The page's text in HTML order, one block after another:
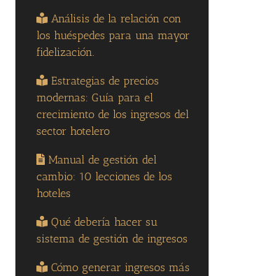
Análisis de la relación con
los huéspedes para una mayor
fidelización.
Estrategias de precios
modernas: Guía para el
crecimiento de los ingresos del
sector hotelero
Manual de gestión del
cambio: 10 lecciones de los
hoteles
Qué debería hacer su
sistema de gestión de ingresos
Cómo generar ingresos más